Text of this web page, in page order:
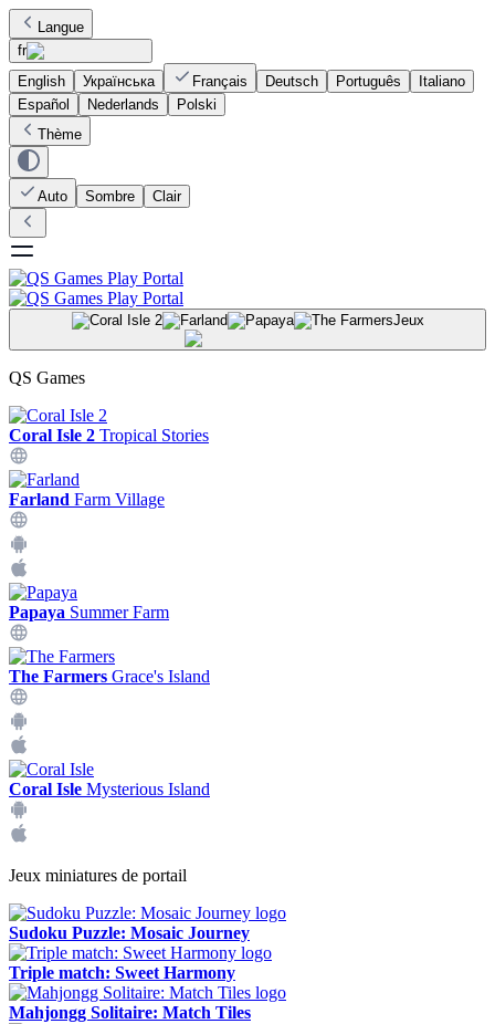
Langue
fr
English
Українська Français Deutsch Português
Italiano
Español
Nederlands
Polski
Thème
Auto Sombre Clair
Jeux
QS Games
Coral Isle 2 Tropical Stories
Farland Farm Village
Papaya Summer Farm
The Farmers Grace's Island
Coral Isle Mysterious Island
Jeux miniatures de portail
Sudoku Puzzle: Mosaic Journey
Triple match: Sweet Harmony
Mahjongg Solitaire: Match Tiles